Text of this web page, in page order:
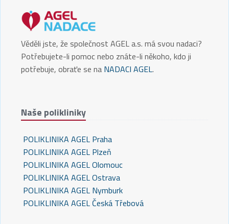
Věděli jste, že společnost AGEL a.s. má svou nadaci?
Potřebujete-li pomoc nebo znáte-li někoho, kdo ji
potřebuje, obraťe se na NADACI AGEL.
Naše polikliniky
POLIKLINIKA AGEL Praha
POLIKLINIKA AGEL Plzeň
POLIKLINIKA AGEL Olomouc
POLIKLINIKA AGEL Ostrava
POLIKLINIKA AGEL Nymburk
POLIKLINIKA AGEL Česká Třebová